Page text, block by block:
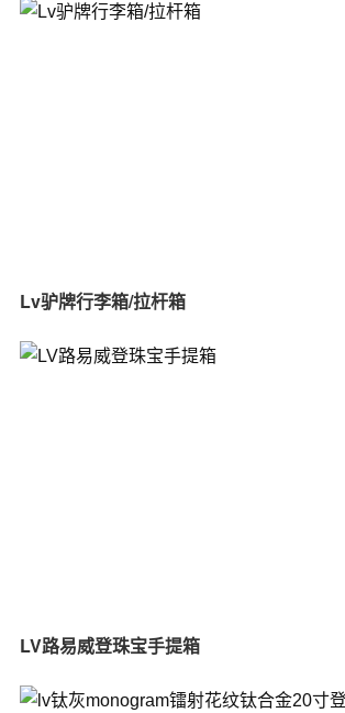
Lv驴牌行李箱/拉杆箱
LV路易威登珠宝手提箱